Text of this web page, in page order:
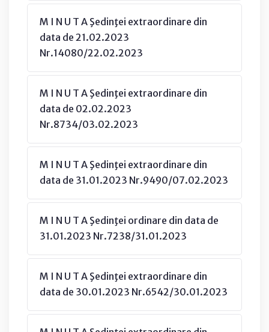
M I N U T A Şedinţei extraordinare din
data de 21.02.2023
Nr.14080/22.02.2023
M I N U T A Şedinţei extraordinare din
data de 02.02.2023
Nr.8734/03.02.2023
M I N U T A Şedinţei extraordinare din
data de 31.01.2023 Nr.9490/07.02.2023
M I N U T A Şedinţei ordinare din data de
31.01.2023 Nr.7238/31.01.2023
M I N U T A Şedinţei extraordinare din
data de 30.01.2023 Nr.6542/30.01.2023